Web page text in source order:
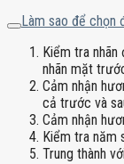
Làm sao để chọn
Kiểm tra
nhãn mặt
Cảm nhận
cả trước và
Cảm nhận
Kiểm tra năm
Trung thành